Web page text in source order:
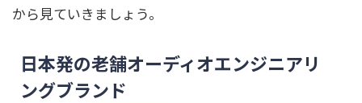
から見ていきましょう。
日本発の老舗オーディオエンジニアリ
ングブランド